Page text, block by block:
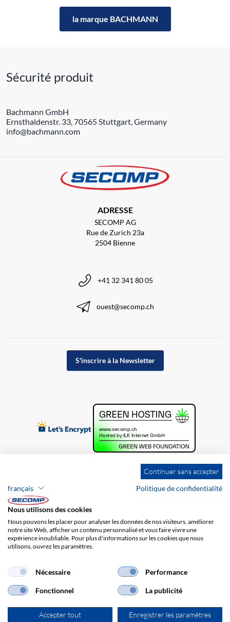
la marque BACHMANN
Sécurité produit
Bachmann GmbH
Ernsthaldenstr. 33, 70565 Stuttgart, Germany
info@bachmann.com
ADRESSE
SECOMP AG
Rue de Zurich 23a
2504 Bienne
+41 32 341 80 05
ouest@secomp.ch
S'inscrire à la Newsletter
Brands
Protection des données
Frais de port
Continuer sans accepter
français
Politique de confidentialité
Nous utilisons des cookies
Nous pouvons les placer pour analyser les données de nos visiteurs, améliorer
notre site Web, afficher un contenu personnalisé et vous faire vivre une
expérience inoubliable. Pour plus d'informations sur les cookies que nous
utilisons, ouvrez les paramètres.
Nécessaire Performance
Fonctionnel La publicité
Accepter tout Enregistrer les paramètres